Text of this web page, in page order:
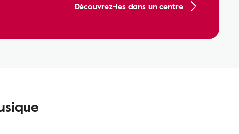
Découvrez-les dans un centre